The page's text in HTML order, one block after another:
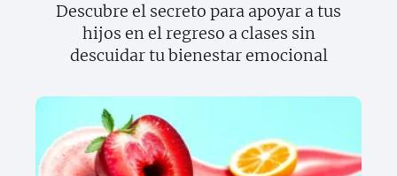
Descubre el secreto para apoyar a tus
hijos en el regreso a clases sin
descuidar tu bienestar emocional